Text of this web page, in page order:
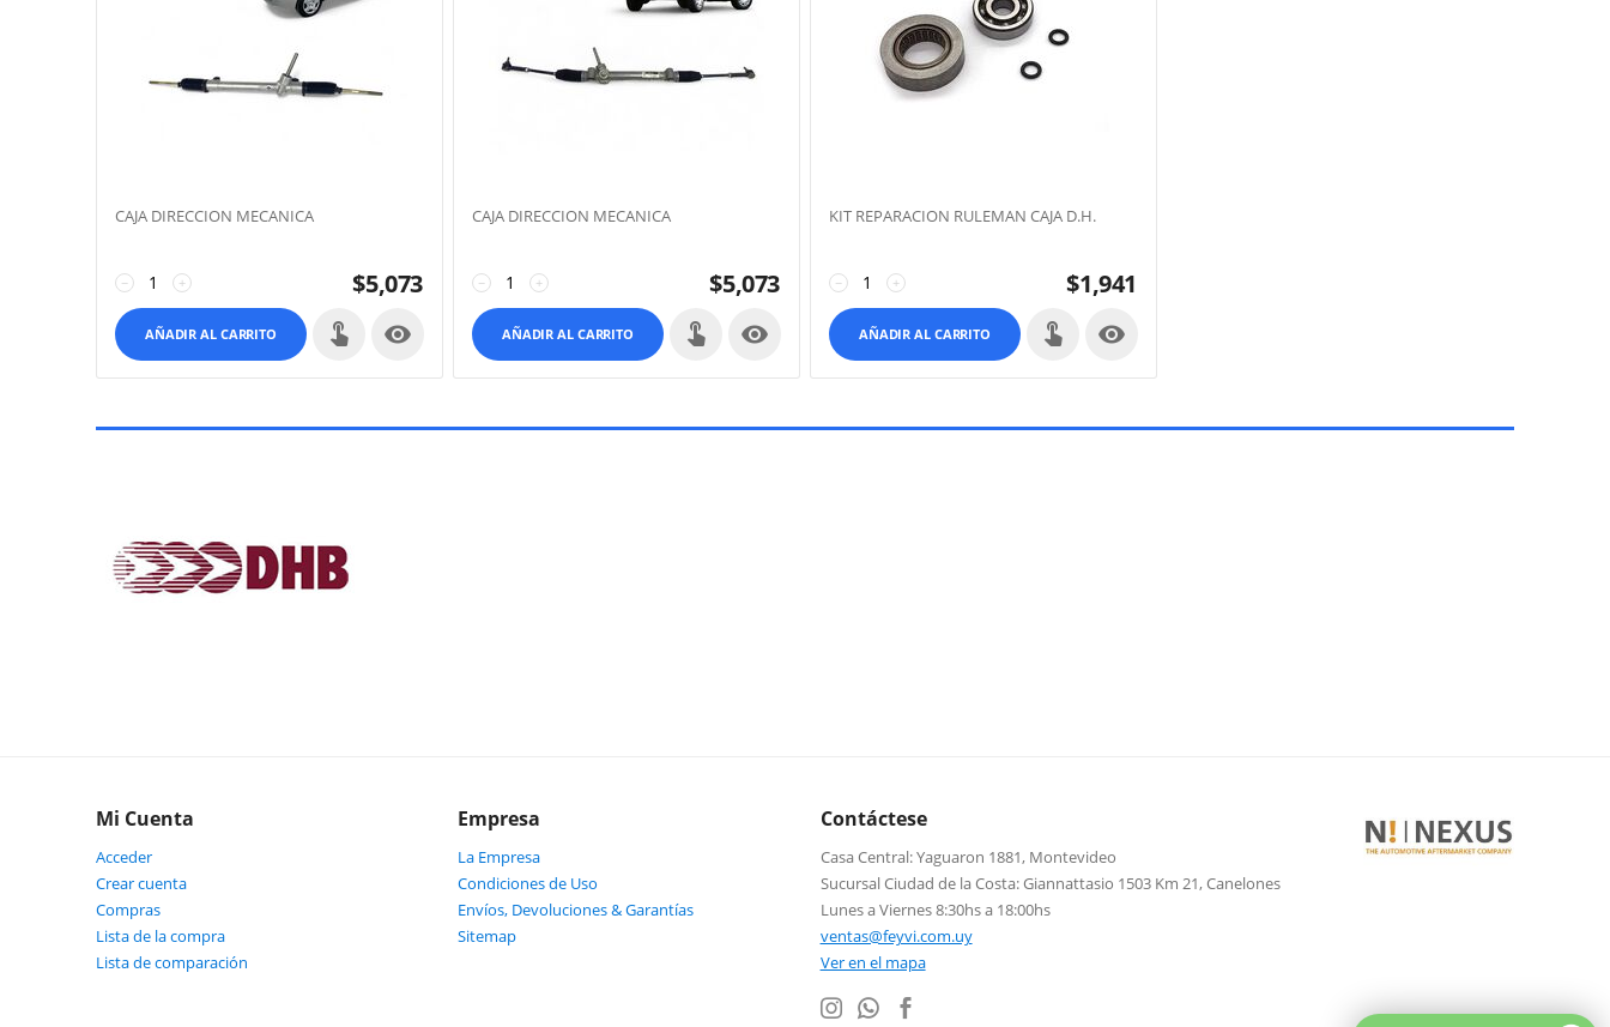
CAJA DIRECCION MECANICA
+
− $5,073
AÑADIR AL CARRITO 
CAJA DIRECCION MECANICA
+
− $5,073
AÑADIR AL CARRITO 
KIT REPARACION RULEMAN CAJA D.H.
+
− $1,941
AÑADIR AL CARRITO 
Mi Cuenta
Acceder
Crear cuenta
Compras
Lista de la compra
Lista de comparación
Empresa
La Empresa
Condiciones de Uso
Envíos, Devoluciones & Garantías
Sitemap
Contáctese
Casa Central: Yaguaron 1881, Montevideo
Sucursal Ciudad de la Costa: Giannattasio 1503 Km 21, Canelones
Lunes a Viernes 8:30hs a 18:00hs
ventas@feyvi.com.uy
Ver en el mapa